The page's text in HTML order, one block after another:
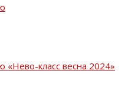
«Нево-класс весна 2024»